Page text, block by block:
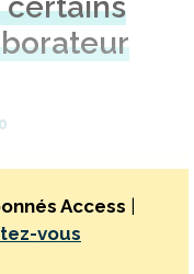
Access |
vous